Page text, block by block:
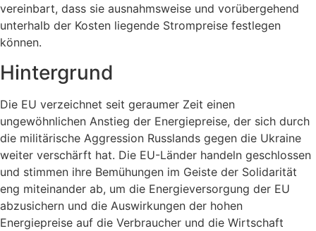
vereinbart, dass sie ausnahmsweise und vorübergehend
unterhalb der Kosten liegende Strompreise festlegen
können.
Hintergrund
Die EU verzeichnet seit geraumer Zeit einen
ungewöhnlichen Anstieg der Energiepreise, der sich durch
die militärische Aggression Russlands gegen die Ukraine
weiter verschärft hat. Die EU-Länder handeln geschlossen
und stimmen ihre Bemühungen im Geiste der Solidarität
eng miteinander ab, um die Energieversorgung der EU
abzusichern und die Auswirkungen der hohen
Energiepreise auf die Verbraucher und die Wirtschaft